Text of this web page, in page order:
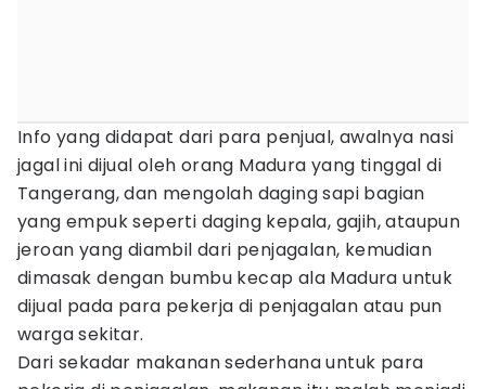
Info yang didapat dari para penjual, awalnya nasi
jagal ini dijual oleh orang Madura yang tinggal di
Tangerang, dan mengolah daging sapi bagian
yang empuk seperti daging kepala, gajih, ataupun
jeroan yang diambil dari penjagalan, kemudian
dimasak dengan bumbu kecap ala Madura untuk
dijual pada para pekerja di penjagalan atau pun
warga sekitar.
Dari sekadar makanan sederhana untuk para